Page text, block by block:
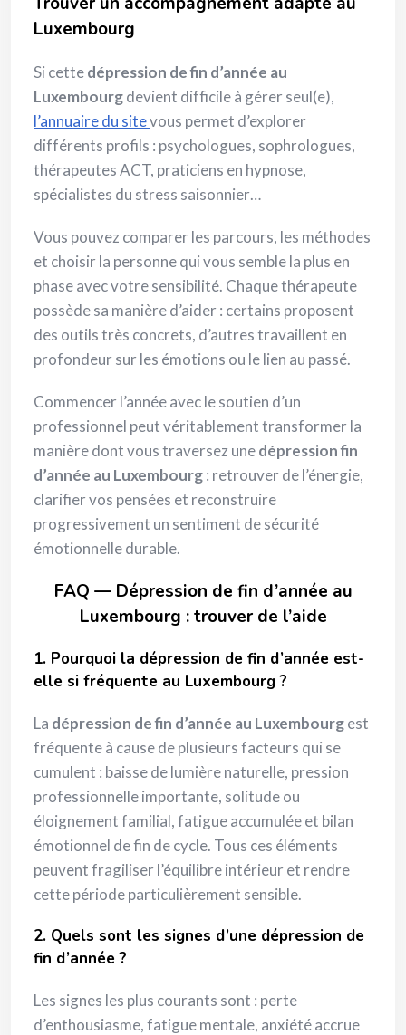
Luxembourg
Si cettedépression de fin d’année au
Luxembourgdevient difficile à gérer seul(e),
l’annuaire du sitevous permet d’explorer
différents profils : psychologues, sophrologues,
thérapeutes ACT, praticiens en hypnose,
spécialistes du stress saisonnier…
Vous pouvez comparer les parcours, les méthodes
et choisir la personne qui vous semble la plus en
phase avec votre sensibilité. Chaque thérapeute
possède sa manière d’aider : certains proposent
des outils très concrets, d’autres travaillent en
profondeur sur les émotions ou le lien au passé.
Commencer l’année avec le soutien d’un
professionnel peut véritablement transformer la
manière dont vous traversez unedépression fin
d’année au Luxembourg: retrouver de l’énergie,
clarifier vos pensées et reconstruire
progressivement un sentiment de sécurité
émotionnelle durable.
FAQ — Dépression de fin d’année au
Luxembourg : trouver de l’aide
1. Pourquoi la dépression de fin d’année est-
elle si fréquente au Luxembourg ?
La dépression de fin d’année au Luxembourgest
fréquente à cause de plusieurs facteurs qui se
cumulent : baisse de lumière naturelle, pression
professionnelle importante, solitude ou
éloignement familial, fatigue accumulée et bilan
émotionnel de fin de cycle. Tous ces éléments
peuvent fragiliser l’équilibre intérieur et rendre
cette période particulièrement sensible.
2. Quels sont les signes d’une dépression de
fin d’année ?
Les signes les plus courants sont : perte
d’enthousiasme, fatigue mentale, anxiété accrue